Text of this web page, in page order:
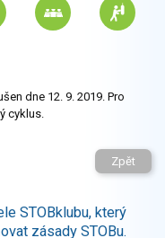
dne 12. 9. 2019. Pro
cyklus.
Zpět
STOBklubu, který
zásady STOBu.